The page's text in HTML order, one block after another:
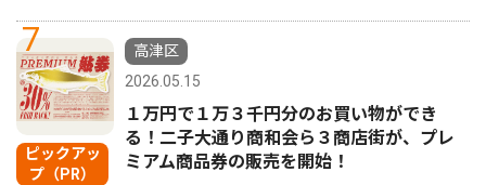
7
ピックアッ
プ（PR）
高津区
2026.05.15
１万円で１万３千円分のお買い物ができ
る！二子大通り商和会ら３商店街が、プレ
ミアム商品券の販売を開始！